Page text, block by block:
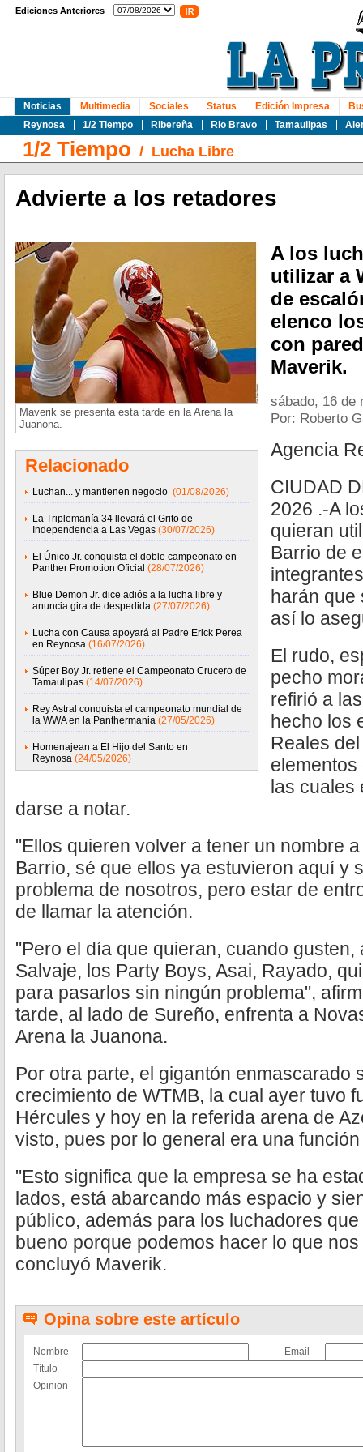
Ediciones Anteriores
Noticias
Reynosa
1/2 Tiempo Ribereña Rio Bravo Tamaulipas
Multimedia Sociales Status Edición Impresa
1/2 Tiempo / Lucha Libre
Advierte a los retadores
Maverik se presenta esta tarde en la Arena la
Juanona.
Relacionado
Luchan... y mantienen negocio (01/08/2026)
La Triplemanía 34 llevará el Grito de
Independencia a Las Vegas (30/07/2026)
El Único Jr. conquista el doble campeonato en
Panther Promotion Oficial (28/07/2026)
Blue Demon Jr. dice adiós a la lucha libre y
anuncia gira de despedida (27/07/2026)
Lucha con Causa apoyará al Padre Erick Perea
en Reynosa (16/07/2026)
Súper Boy Jr. retiene el Campeonato Crucero de
Tamaulipas (14/07/2026)
Rey Astral conquista el campeonato mundial de
la WWA en la Panthermania (27/05/2026)
Homenajean a El Hijo del Santo en
Reynosa (24/05/2026)
A los
utilizar a
de
elenco
con
Maverik.
sábado, 16 de
Por: Roberto
Agencia
CIUDAD
2026 .-A
quieran
Barrio de
harán que
así lo
El rudo,
pecho
refirió a
hecho los
Reales
elementos
las cuales
darse a notar.
"Ellos quieren volver a tener un nombre
Barrio, sé que ellos ya estuvieron aquí y
problema de nosotros, pero estar de
de llamar la atención.
"Pero el día que quieran, cuando
Salvaje, los Party Boys, Asai, Rayado,
para pasarlos sin ningún problema",
tarde, al lado de Sureño, enfrenta a
Arena la Juanona.
Por otra parte, el gigantón enmascarado
crecimiento de WTMB, la cual ayer tuvo
Hércules y hoy en la referida arena de
visto, pues por lo general era una
"Esto significa que la empresa se ha
lados, está abarcando más espacio y
público, además para los luchadores
bueno porque podemos hacer lo que
concluyó Maverik.
Opina sobre este artículo
Nombre
Email
Título
Opinion